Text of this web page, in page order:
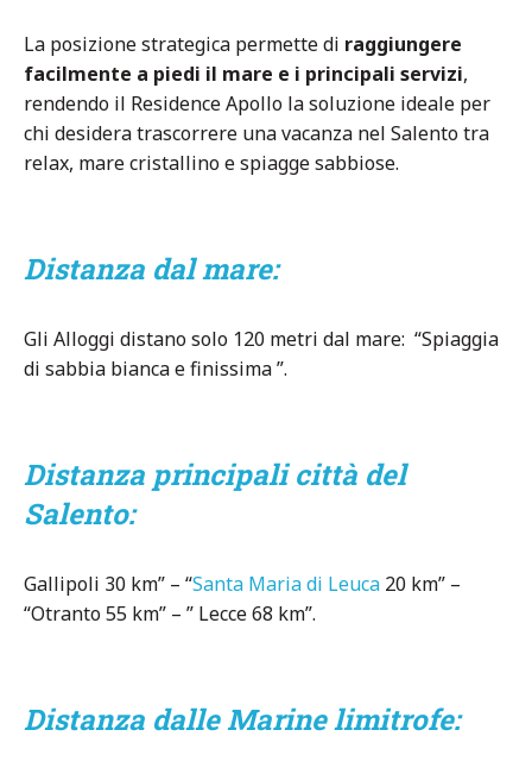
La posizione strategica permette di raggiungere
facilmente a piedi il mare e i principali servizi,
rendendo il Residence Apollo la soluzione ideale per
chi desidera trascorrere una vacanza nel Salento tra
relax, mare cristallino e spiagge sabbiose.
Distanza dal mare:
Gli Alloggi distano solo 120 metri dal mare: “Spiaggia
di sabbia bianca e finissima ”.
Distanza principali città del
Salento:
Gallipoli 30 km” – “Santa Maria di Leuca 20 km” –
“Otranto 55 km” – ” Lecce 68 km”.
Distanza dalle Marine limitrofe: